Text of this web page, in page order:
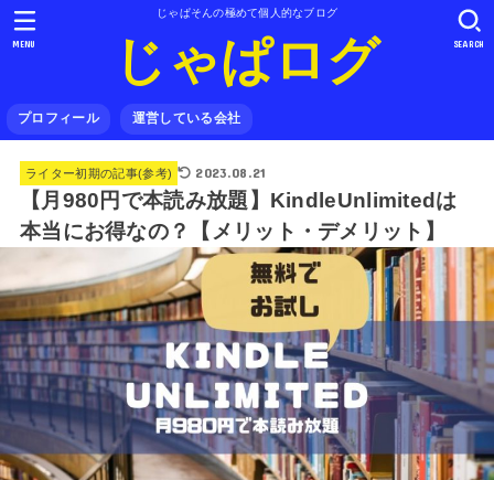
じゃぱそんの極めて個人的なブログ
じゃぱログ
プロフィール 運営している会社
SEARCH
MENU
ライター初期の記事(参考) 2023.08.21
【月980円で本読み放題】KindleUnlimitedは
本当にお得なの？【メリット・デメリット】